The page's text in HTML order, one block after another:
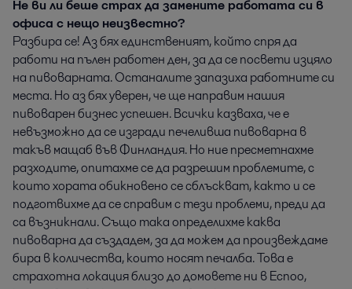
Не ви ли беше страх да замените работата си в
офиса с нещо неизвестно?
Разбира се! Аз бях единственият, който спря да
работи на пълен работен ден, за да се посвети изцяло
на пивоварната. Останалите запазиха работните си
места. Но аз бях уверен, че ще направим нашия
пивоварен бизнес успешен. Всички казваха, че е
невъзможно да се изгради печеливша пивоварна в
такъв мащаб във Финландия. Но ние пресметнахме
разходите, опитахме се да разрешим проблемите, с
които хората обикновено се сблъскват, както и се
подготвихме да се справим с тези проблеми, преди да
са възникнали. Също така определихме каква
пивоварна да създадем, за да можем да произвеждаме
бира в количества, които носят печалба. Това е
страхотна локация близо до домовете ни в Еспоо,